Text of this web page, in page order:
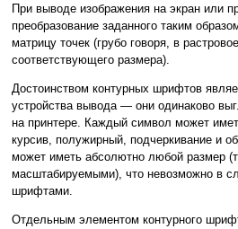
При выводе изображения на экран или
преобразование заданного таким
матрицу точек (грубо говоря, в
соответствующего размера).
Достоинством контурных шрифтов
устройства вывода — они одинаково
на принтере. Каждый символ может
курсив, полужирный, подчеркивание и
может иметь абсолютно любой размер
масштабируемыми), что невозможно в
шрифтами.
Отдельным элементом контурного